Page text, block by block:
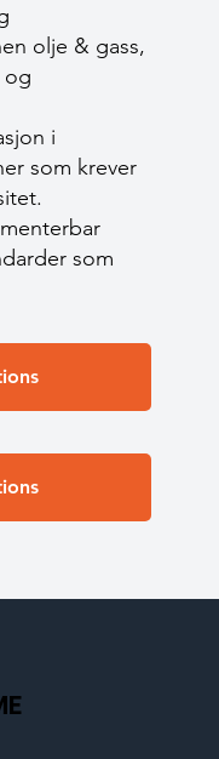
olje & gass,
og
i
som krever
som